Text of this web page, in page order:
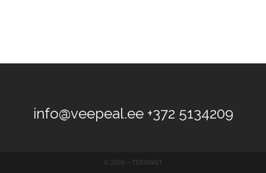
info@veepeal.ee+372 5134209
© 2026 – TEEMANT